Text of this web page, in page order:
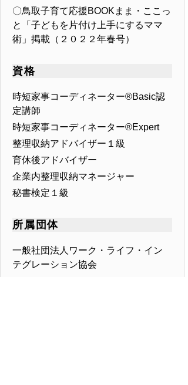
〇鳥取子育て応援BOOKまま・ここっ
と「子どもを片付け上手にするママ
術」掲載（２０２２年春号）
資格
時短家事コーディネーター®Basic認
定講師
時短家事コーディネーター®Expert
整理収納アドバイザー１級
育休後アドバイザー
企業内整理収納マネージャー
秘書検定１級
所属団体
一般社団法人ワーク・ライフ・イン
テグレーション協会